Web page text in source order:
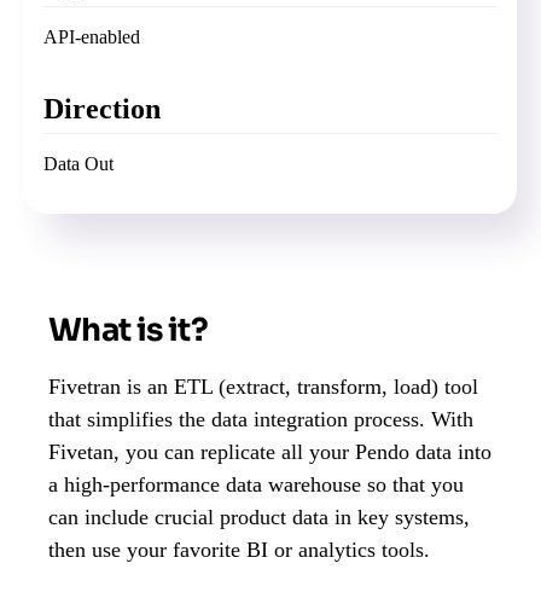
API-enabled
Direction
Data Out
What is it?
Fivetran is an ETL (extract, transform, load) tool
that simplifies the data integration process. With
Fivetan, you can replicate all your Pendo data into
a high-performance data warehouse so that you
can include crucial product data in key systems,
then use your favorite BI or analytics tools.